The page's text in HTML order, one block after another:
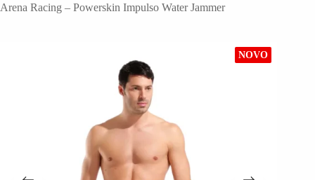
Arena Racing – Powerskin Impulso Water Jammer
NOVO